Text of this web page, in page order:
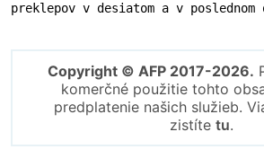
preklepov v desiatom a v poslednom
Copyright © AFP 2017-2026.
komerčné použitie tohto
predplatenie našich služieb.
zistíte tu.